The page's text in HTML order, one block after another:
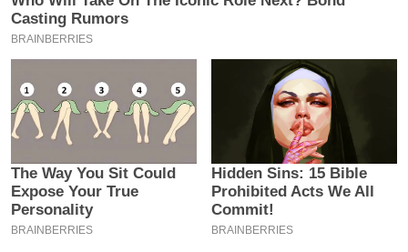
6
क्रा
इ
म
ई
पे
प
र
मि